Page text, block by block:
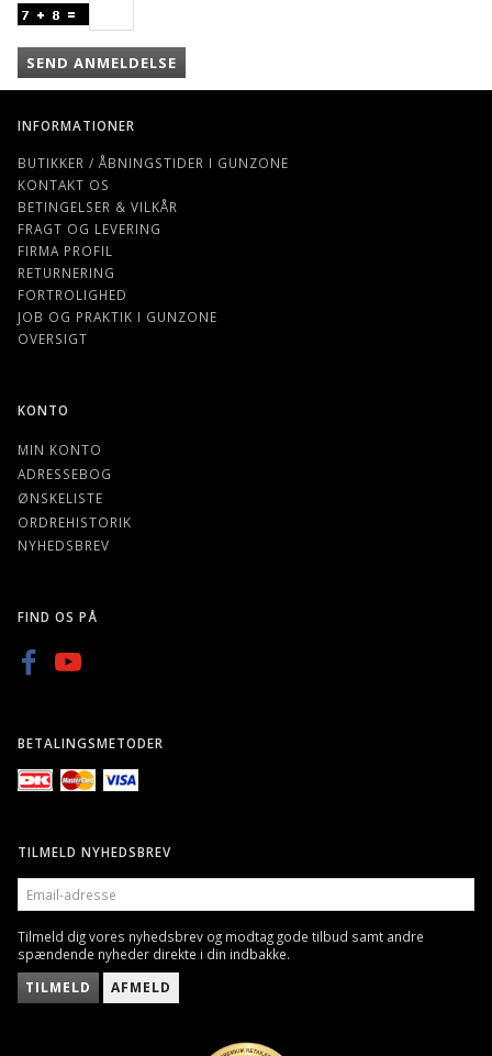
SEND ANMELDELSE
INFORMATIONER
BUTIKKER / ÅBNINGSTIDER I GUNZONE
KONTAKT OS
BETINGELSER & VILKÅR
FRAGT OG LEVERING
FIRMA PROFIL
RETURNERING
FORTROLIGHED
JOB OG PRAKTIK I GUNZONE
OVERSIGT
KONTO
MIN KONTO
ADRESSEBOG
ØNSKELISTE
ORDREHISTORIK
NYHEDSBREV
FIND OS PÅ
BETALINGSMETODER
TILMELD NYHEDSBREV
EMAIL-
ADRESSE
Tilmeld dig vores nyhedsbrev og modtag gode tilbud samt andre
spændende nyheder direkte i din indbakke.
TILMELD AFMELD